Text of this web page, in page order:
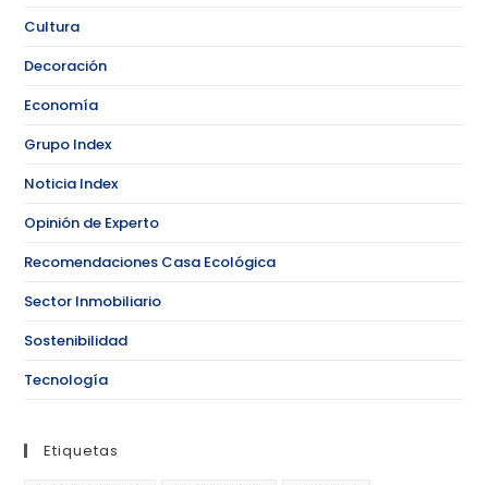
Cultura
Decoración
Economía
Grupo Index
Noticia Index
Opinión de Experto
Recomendaciones Casa Ecológica
Sector Inmobiliario
Sostenibilidad
Tecnología
Etiquetas